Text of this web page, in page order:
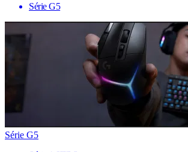
Série G5
Série G5